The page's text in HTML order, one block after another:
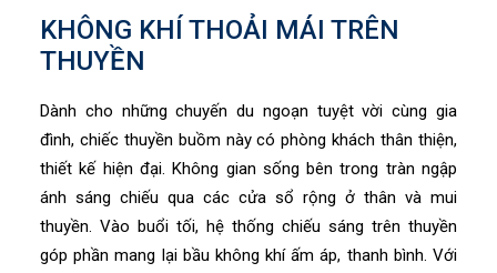
KHÔNG KHÍ THOẢI MÁI TRÊN
THUYỀN
Dành cho những chuyến du ngoạn tuyệt vời cùng gia
đình, chiếc thuyền buồm này có phòng khách thân thiện,
thiết kế hiện đại. Không gian sống bên trong tràn ngập
ánh sáng chiếu qua các cửa sổ rộng ở thân và mui
thuyền. Vào buổi tối, hệ thống chiếu sáng trên thuyền
góp phần mang lại bầu không khí ấm áp, thanh bình. Với